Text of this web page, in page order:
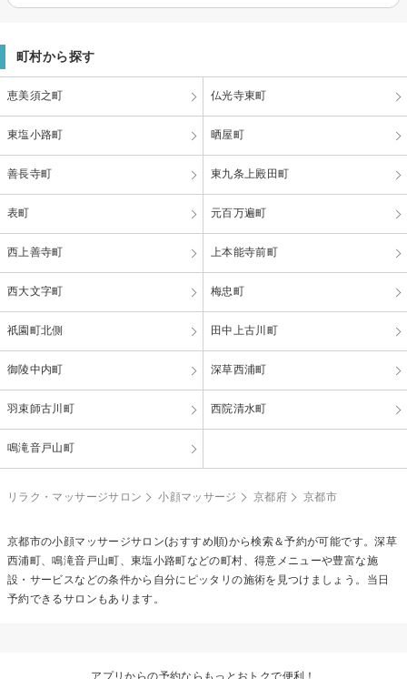
町村から探す
恵美須之町 仏光寺東町
東塩小路町 晒屋町
善長寺町 東九条上殿田町
表町 元百万遍町
西上善寺町 上本能寺前町
西大文字町 梅忠町
祇園町北側 田中上古川町
御陵中内町 深草西浦町
羽束師古川町 西院清水町
鳴滝音戸山町
リラク・マッサージサロン 小顔マッサージ 京都府 京都市
京都市の小顔マッサージサロン(おすすめ順)から検索＆予約が可能です。深草
西浦町、鳴滝音戸山町、東塩小路町などの町村、得意メニューや豊富な施
設・サービスなどの条件から自分にピッタリの施術を見つけましょう。当日
予約できるサロンもあります。